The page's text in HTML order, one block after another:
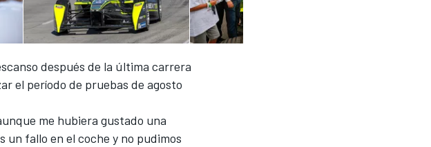
después de la última carrera
el período de pruebas de agosto
me hubiera gustado una
fallo en el coche y no pudimos